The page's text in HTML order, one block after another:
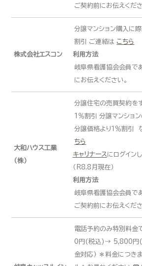
ご契約前にお伝えくださ
株式会社エスコン
分譲マンション購入に際
割引 ご連絡は こちら
利用方法
岐阜県看護協会会員で
にお伝えください。
大和ハウス工業
（株）
分譲住宅の売買契約を
1％割引 分譲マンショ
分譲価格より１％割引
ちら
キャリナースにログイン
（R8.8月現在）
利用方法
岐阜県看護協会会員で
ご契約前にお伝えくださ
電話予約のみ特別料金
0円(税込)→ 5,800円(
金対応） ＊料金につき